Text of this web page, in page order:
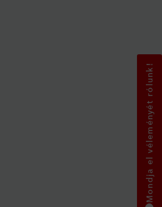
Mondja el véleményét rólunk!